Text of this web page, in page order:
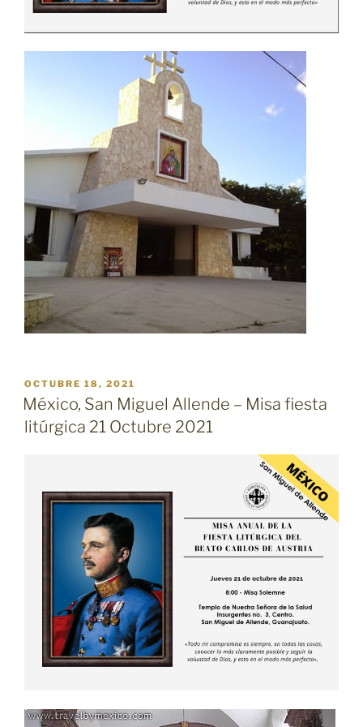
PUBLICADO
EL
OCTUBRE 18, 2021
México, San Miguel Allende – Misa fiesta
litúrgica 21 Octubre 2021